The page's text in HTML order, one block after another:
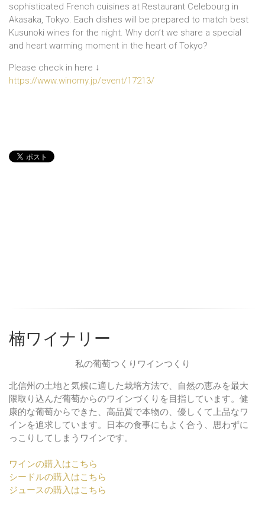
sophisticated French cuisines at Restaurant Celebourg in
Akasaka, Tokyo. Each dishes will be prepared to match best
Kusunoki wines for the night. Why don’t we share a special
and heart warming moment in the heart of Tokyo?
Please check in here ↓
https://www.winomy.jp/event/17213/
楠ワイナリー
私の葡萄つくりワインつくり
北信州の土地と気候に適した栽培方法で、自然の恵みを最大
限取り込んだ葡萄からのワインづくりを目指しています。健
康的な葡萄からできた、高品質で本物の、優しくて上品なワ
インを追求しています。日本の食事にもよく合う、思わずに
っこりしてしまうワインです。
ワインの購入はこちら
シードルの購入はこちら
ジュースの購入はこちら